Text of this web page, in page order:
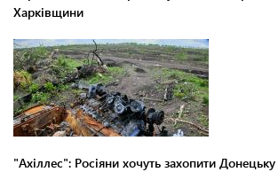
Харківщини
"Ахіллес": Росіяни хочуть захопити